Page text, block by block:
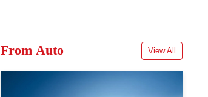
From Auto View All